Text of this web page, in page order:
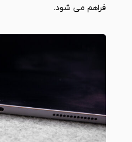
فراهم می شود.